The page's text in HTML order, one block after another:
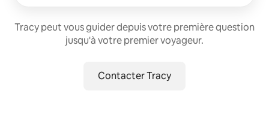
Tracy peut vous guider depuis votre première question
jusqu'à votre premier voyageur.
Contacter Tracy